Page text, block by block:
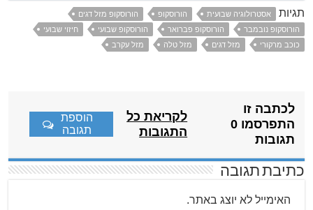
תגיות אסטרולוגיה שבועית הורוסקופ
הורוסקופ מזל דגים
הורוסקופ נובמבר
הורוסקופ פברואר הורוסקופ שבועי
חיזוי שבועי
כוכב מרקורי
מזל דגים מזל טלה מזל עקרב
לכתבה זו
התפרסמו 0
תגובות
לקריאת כל
התגובות
הוספת
תגובה
כתיבת תגובה
האימייל לא יוצג באתר.